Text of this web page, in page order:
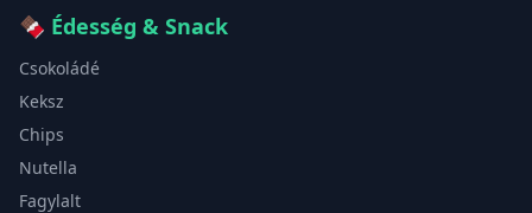
🍫 Édesség & Snack
Csokoládé
Keksz
Chips
Nutella
Fagylalt